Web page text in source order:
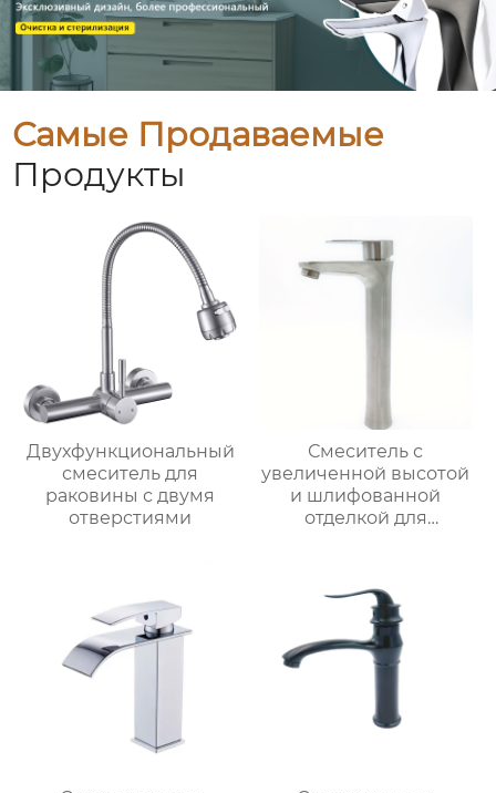
Самые Продаваемые
Продукты
Двухфункциональный
смеситель для
раковины с двумя
отверстиями
Смеситель с
увеличенной высотой
и шлифованной
отделкой для